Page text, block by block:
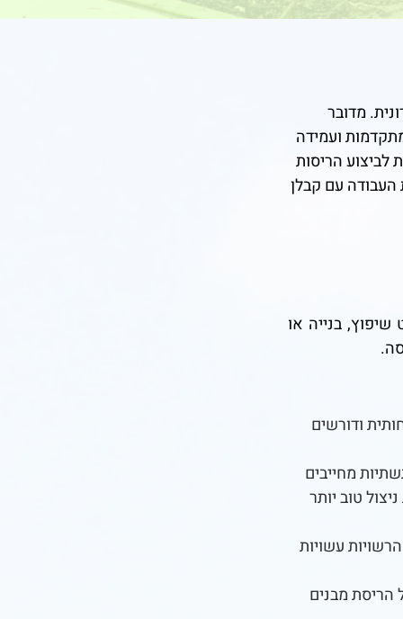
מדובר
ועמידה
הריסות
העבודה עם קבלן
בנייה או
ודורשים
מחייבים
טוב יותר
עשויות
הריסת מבנים